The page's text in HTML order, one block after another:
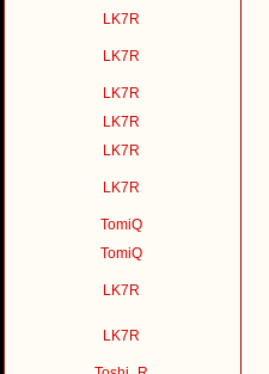
LK7R
LK7R
LK7R
LK7R
LK7R
LK7R
TomiQ
TomiQ
LK7R
LK7R